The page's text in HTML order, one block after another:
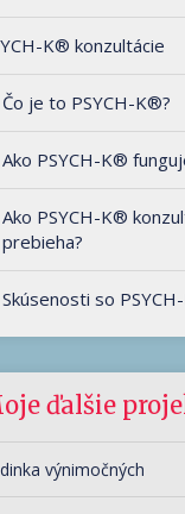
K® konzultácie
Čo je to PSYCH-K®?
Ako PSYCH-K®
Ako PSYCH-K®
prebieha?
Skúsenosti so
ďalšie
výnimočných